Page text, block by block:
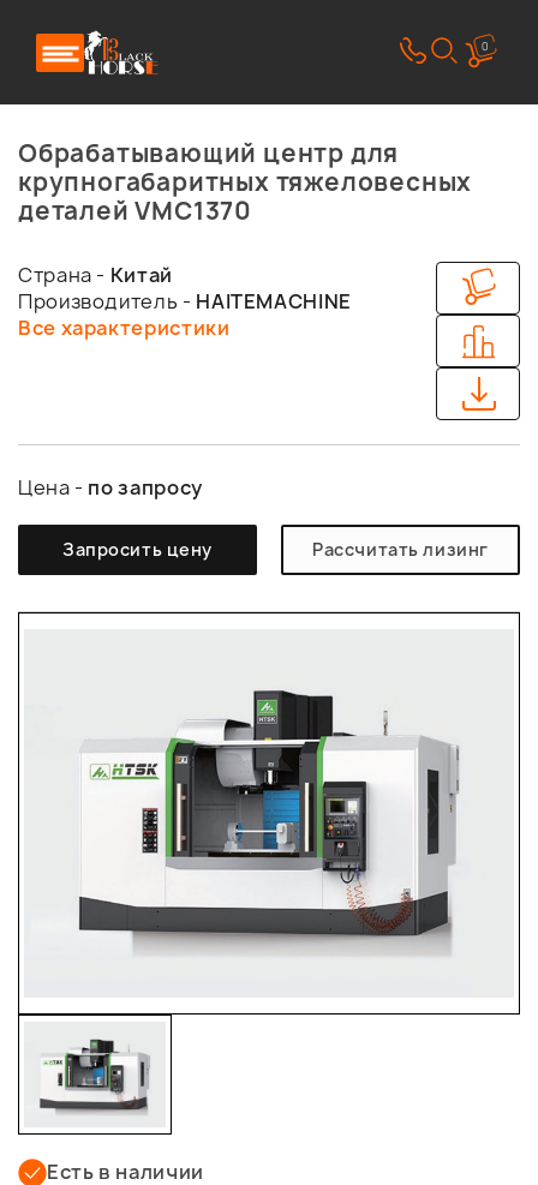
0
Обрабатывающий центр для
крупногабаритных тяжеловесных
деталей VMC1370
Страна - Китай
Производитель - HAITEMACHINE
Все характеристики
Цена - по запросу
Запросить цену Рассчитать лизинг
Есть в наличии